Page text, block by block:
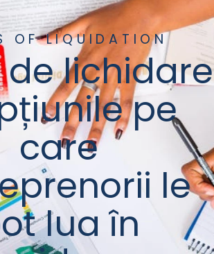
OF LIQUIDATION
de lichidare
pe
care
le
lua în